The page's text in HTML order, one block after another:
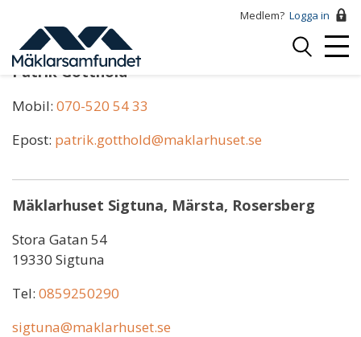
huvudinnehåll
Medlem? Logga in
Logga
Patrik Gotthold
Mobil: 070-520 54 33
Epost: patrik.gotthold@maklarhuset.se
Mäklarhuset Sigtuna, Märsta, Rosersberg
Stora Gatan 54
19330 Sigtuna
Tel: 0859250290
sigtuna@maklarhuset.se